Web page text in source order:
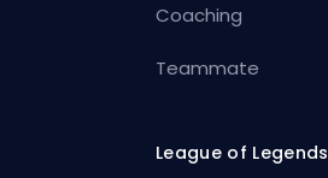
Coaching
Teammate
League of Legends